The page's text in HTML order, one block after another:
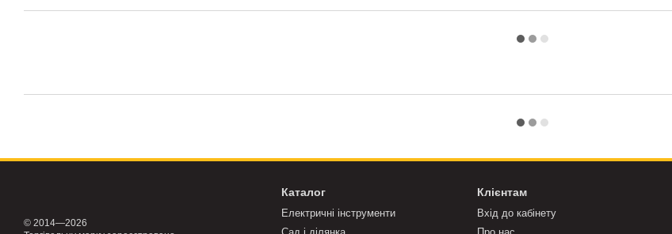
© 2014—2026
Каталог
Електричні інструменти
Клієнтам
Вхід до кабінету